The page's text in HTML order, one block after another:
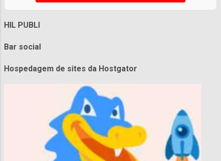
HIL PUBLI
Bar social
Hospedagem de sites da Hostgator